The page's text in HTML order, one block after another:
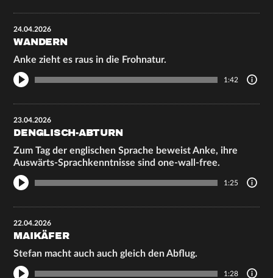
24.04.2026
WANDERN
Anke zieht es raus in die Frohnatur.
1:42
23.04.2026
DENGLISCH-ABTURN
Zum Tag der englischen Sprache beweist Anke, ihre
Auswärts-Sprachkenntnisse sind one-wall-free.
1:25
22.04.2026
MAIKÄFER
Stefan macht auch auch gleich den Abflug.
1:28